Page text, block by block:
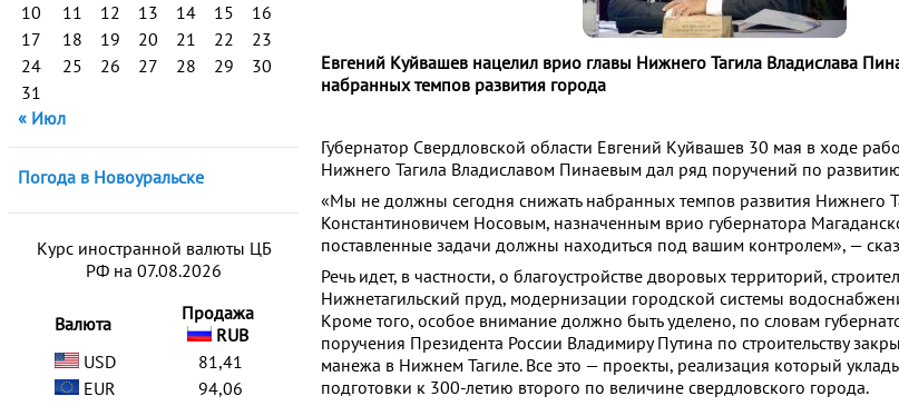
10
11 12 13 14 15
16
17
18 19 20 21 22
23
24
25 26 27 28 29
30
31
« Июл
Погода в Новоуральске
Курс иностранной валюты ЦБ
РФ на 07.08.2026
Валюта
Продажа
RUB
USD
81,41
EUR
94,06
Евгений Куйвашев нацелил врио главы Нижнего Тагила Владислава
набранных темпов развития города
Губернатор Свердловской области Евгений Куйвашев 30 мая в ходе
Нижнего Тагила Владиславом Пинаевым дал ряд поручений по
«Мы не должны сегодня снижать набранных темпов развития Нижнего
Константиновичем Носовым, назначенным врио губернатора
поставленные задачи должны находиться под вашим контролем», —
Речь идет, в частности, о благоустройстве дворовых территорий,
Нижнетагильский пруд, модернизации городской системы
Кроме того, особое внимание должно быть уделено, по словам
поручения Президента России Владимиру Путина по строительству
манежа в Нижнем Тагиле. Все это — проекты, реализация который
подготовки к 300-летию второго по величине свердловского города.